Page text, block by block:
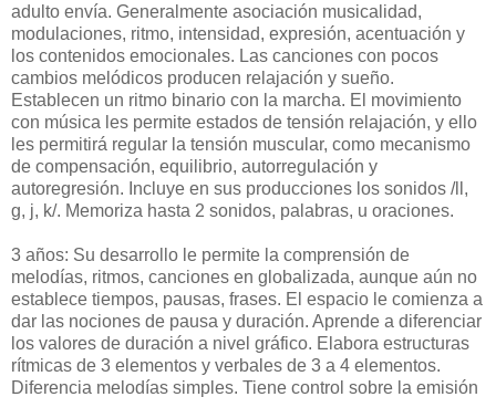
adulto envía. Generalmente asociación musicalidad,
modulaciones, ritmo, intensidad, expresión, acentuación y
los contenidos emocionales. Las canciones con pocos
cambios melódicos producen relajación y sueño.
Establecen un ritmo binario con la marcha. El movimiento
con música les permite estados de tensión relajación, y ello
les permitirá regular la tensión muscular, como mecanismo
de compensación, equilibrio, autorregulación y
autoregresión. Incluye en sus producciones los sonidos /ll,
g, j, k/. Memoriza hasta 2 sonidos, palabras, u oraciones.
3 años: Su desarrollo le permite la comprensión de
melodías, ritmos, canciones en globalizada, aunque aún no
establece tiempos, pausas, frases. El espacio le comienza a
dar las nociones de pausa y duración. Aprende a diferenciar
los valores de duración a nivel gráfico. Elabora estructuras
rítmicas de 3 elementos y verbales de 3 a 4 elementos.
Diferencia melodías simples. Tiene control sobre la emisión